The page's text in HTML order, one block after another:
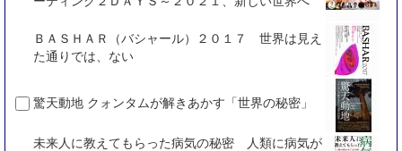
ＢＡＳＨＡＲ（バシャール）２０１７ 世界は見え
た通りでは、ない
驚天動地 クォンタムが解きあかす「世界の秘密」
未来人に教えてもらった病気の秘密 人類に病気が